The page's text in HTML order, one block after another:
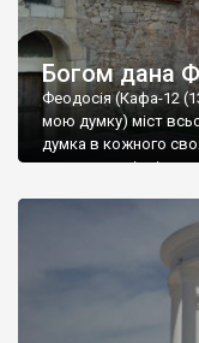
Богом дана
Феодосія (Кафа-12
мою думку) міст
думка в кожного
запрошую відвідати